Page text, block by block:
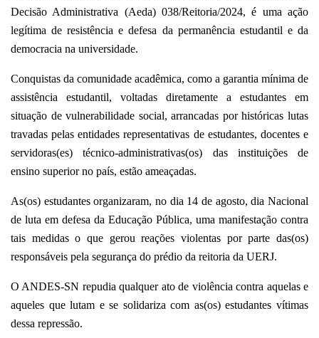
Decisão Administrativa (Aeda) 038/Reitoria/2024, é uma ação
legítima de resistência e defesa da permanência estudantil e da
democracia na universidade.
Conquistas da comunidade acadêmica, como a garantia mínima de
assistência estudantil, voltadas diretamente a estudantes em
situação de vulnerabilidade social, arrancadas por históricas lutas
travadas pelas entidades representativas de estudantes, docentes e
servidoras(es) técnico-administrativas(os) das instituições de
ensino superior no país, estão ameaçadas.
As(os) estudantes organizaram, no dia 14 de agosto, dia Nacional
de luta em defesa da Educação Pública, uma manifestação contra
tais medidas o que gerou reações violentas por parte das(os)
responsáveis pela segurança do prédio da reitoria da UERJ.
O ANDES-SN repudia qualquer ato de violência contra aquelas e
aqueles que lutam e se solidariza com as(os) estudantes vítimas
dessa repressão.